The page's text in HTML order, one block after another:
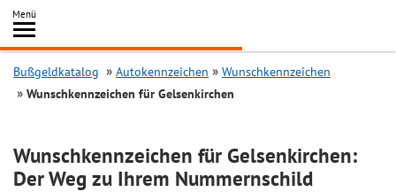
Inhalt
springen
Menü
Search
Bußgeldkatalog Autokennzeichen
Wunschkennzeichen
Wunschkennzeichen für Gelsenkirchen
Wunschkennzeichen für Gelsenkirchen:
Der Weg zu Ihrem Nummernschild